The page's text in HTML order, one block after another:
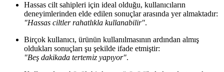
Hassas cilt sahipleri için ideal olduğu, kullanıcıların
deneyimlerinden elde edilen sonuçlar arasında yer almaktadır:
"Hassas ciltler rahatlıkla kullanabilir".
Birçok kullanıcı, ürünün kullanılmasının ardından almış
oldukları sonuçları şu şekilde ifade etmiştir:
"Beş dakikada tertemiz yapıyor".